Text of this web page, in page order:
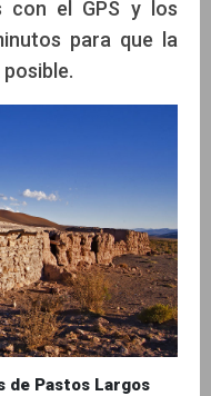
con el GPS y los
para que la
de Pastos Largos